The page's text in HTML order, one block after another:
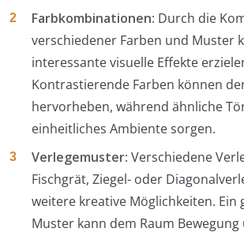
Farbkombinationen: Durch die
verschiedener Farben und Muster
interessante visuelle Effekte
Kontrastierende Farben können
hervorheben, während ähnliche
einheitliches Ambiente sorgen.
Verlegemuster: Verschiedene
Fischgrät, Ziegel- oder
weitere kreative Möglichkeiten. Ein
Muster kann dem Raum